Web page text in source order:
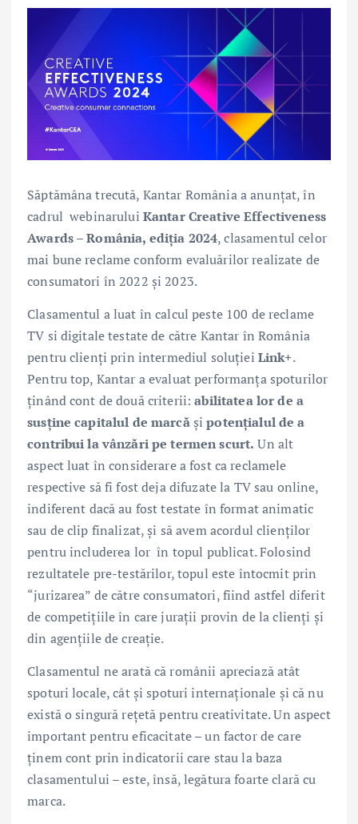
Săptămâna trecută, Kantar România a anunțat, în
cadrul webinarului Kantar Creative Effectiveness
Awards – România, ediția 2024, clasamentul celor
mai bune reclame conform evaluărilor realizate de
consumatori în 2022 și 2023.
Clasamentul a luat în calcul peste 100 de reclame
TV si digitale testate de către Kantar în România
pentru clienți prin intermediul soluției Link+.
Pentru top, Kantar a evaluat performanța spoturilor
ținând cont de două criterii:abilitatea lor de a
susține capitalul de marcășipotențialul de a
contribui la vânzări pe termen scurt. Un alt
aspect luat în considerare a fost ca reclamele
respective să fi fost deja difuzate la TV sau online,
indiferent dacă au fost testate în format animatic
sau de clip finalizat, și să avem acordul clienților
pentru includerea lor în topul publicat. Folosind
rezultatele pre-testărilor, topul este întocmit prin
“jurizarea” de către consumatori, fiind astfel diferit
de competițiile în care jurații provin de la clienți și
din agențiile de creație.
Clasamentul ne arată că românii apreciază atât
spoturi locale, cât și spoturi internaționale și că nu
există o singură rețetă pentru creativitate. Un aspect
important pentru eficacitate – un factor de care
ținem cont prin indicatorii care stau la baza
clasamentului – este, însă, legătura foarte clară cu
marca.